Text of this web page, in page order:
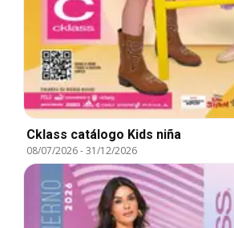
Cklass catálogo Kids niña
08/07/2026-31/12/2026